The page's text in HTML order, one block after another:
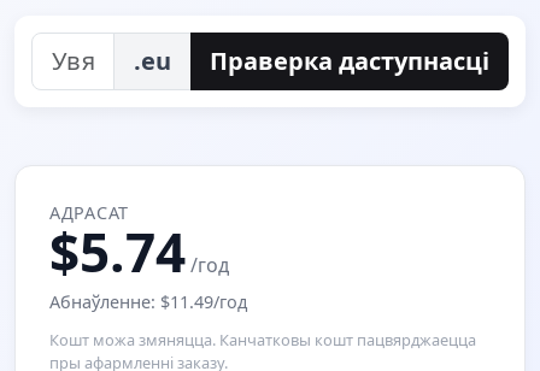
.eu Праверка даступнасці
АДРАСАТ
$5.74/год
Абнаўленне: $11.49/год
Кошт можа змяняцца. Канчатковы кошт пацвярджаецца
пры афармленні заказу.